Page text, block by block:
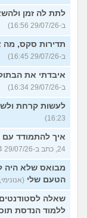
לתת לה זמן
ב-29/07/26 16:56)
תדירות סקס,
ב-29/07/26 16:45)
איבדתי את
ב-29/07/26 16:34)
לעשות קרחת
16:23)
איך להתמודד
24, כתב ב-29/07/26 16:14)
מבואס שלא היה
הטעם שלי (אנונימי, בן 25, כתב ב-29/
שאלה לסטודנטים
ללמוד הנדסת